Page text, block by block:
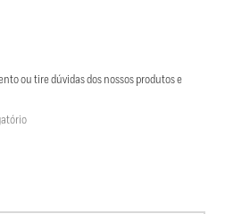
ou tire dúvidas dos nossos produtos e